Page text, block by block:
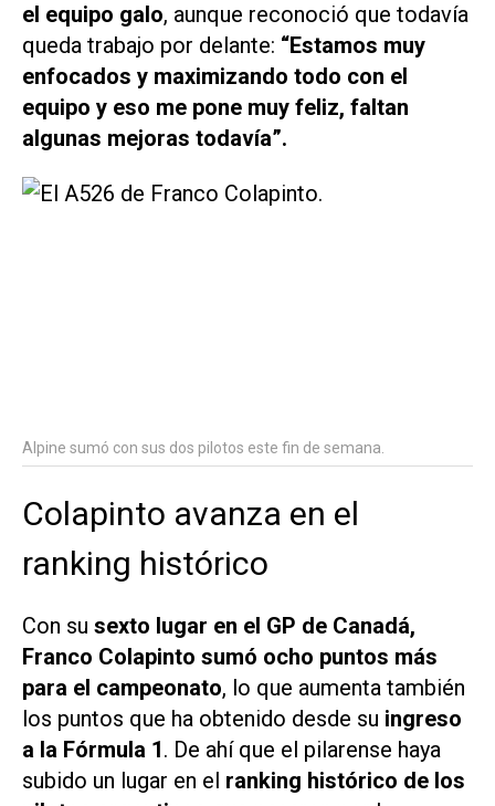
el equipo galo, aunque reconoció que todavía
queda trabajo por delante: “Estamos muy
enfocados y maximizando todo con el
equipo y eso me pone muy feliz, faltan
algunas mejoras todavía”.
Alpine sumó con sus dos pilotos este fin de semana.
Colapinto avanza en el
ranking histórico
Con su sexto lugar en el GP de Canadá,
Franco Colapinto sumó ocho puntos más
para el campeonato, lo que aumenta también
los puntos que ha obtenido desde su ingreso
a la Fórmula 1. De ahí que el pilarense haya
subido un lugar en el ranking histórico de los